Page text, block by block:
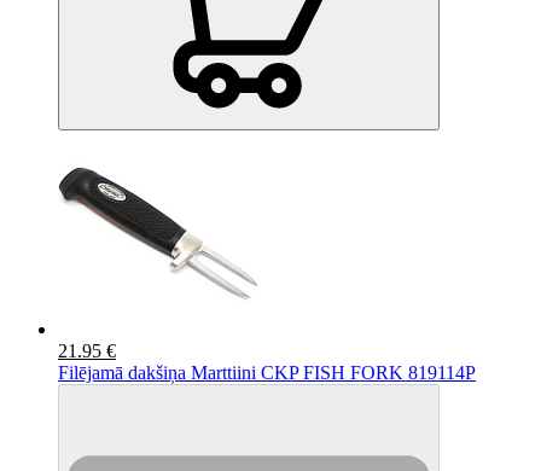
21.95 €
Filējamā dakšiņa Marttiini CKP FISH FORK 819114P